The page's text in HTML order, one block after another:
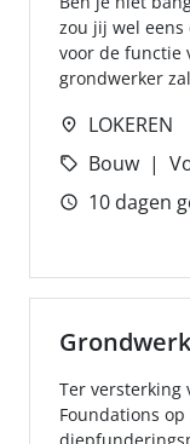
zou jij wel
voor de functie
grondwerker
LOKEREN
Bouw
10 dagen
Ter versterking
Foundations